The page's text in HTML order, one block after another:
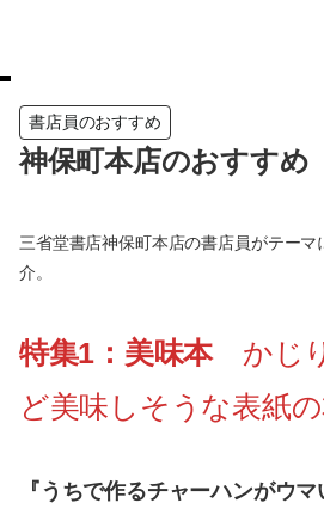
書店員のおすすめ
神保町本店のおすすめ
三省堂書店神保町本店の書店員がテー
介。
特集1：美味本かじり
ど美味しそうな表紙
『うちで作るチャーハンがウ